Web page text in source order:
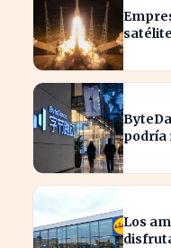
podría
Los